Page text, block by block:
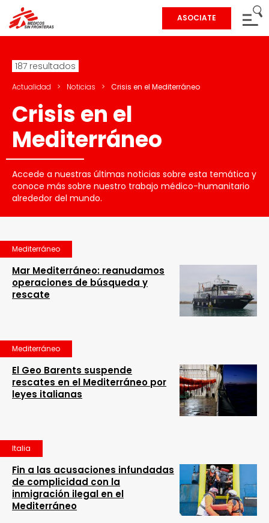
ASOCIATE
187 resultados
Actualidad > Noticias > Crisis en el Mediterráneo
Crisis en el
Mediterráneo
Accede a nuestras últimas noticias sobre esta temática y
conoce más sobre nuestro trabajo médico-humanitario
alrededor del mundo.
Mediterráneo
Mar Mediterráneo: reanudamos
operaciones de búsqueda y
rescate
Mediterráneo
El Geo Barents suspende
rescates en el Mediterráneo por
leyes italianas
Italia
Fin a las acusaciones infundadas
de complicidad con la
inmigración ilegal en el
Mediterráneo